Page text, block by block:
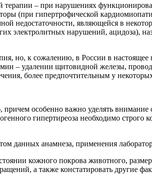
– при нарушениях
(при гипертрофической
недостаточности, являющейся в
электролитных нарушений, ацидоза),
но, к сожалению, в России в
– удалении щитовидной железы,
более предпочтительным у
особенно важно уделять
гипертиреоза необходимо строго
данных анамнеза, применения
кожного покрова животного,
а также констатировать другие